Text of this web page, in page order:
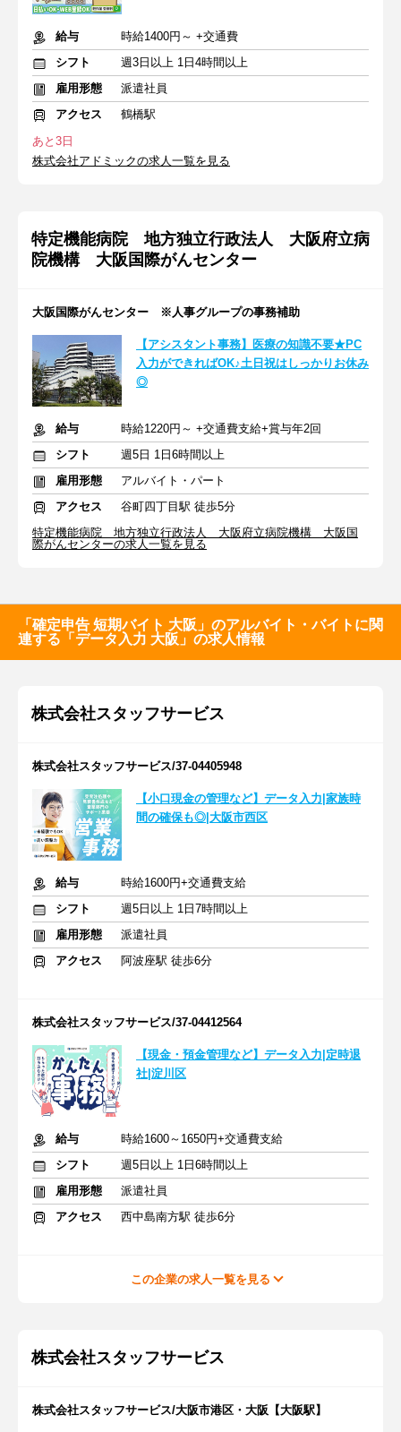
給与
時給1400円～ +交通費
シフト
週3日以上 1日4時間以上
雇用形態
派遣社員
アクセス
鶴橋駅
あと3日
株式会社アドミックの求人一覧を見る
特定機能病院 地方独立行政法人 大阪府立病
院機構 大阪国際がんセンター
大阪国際がんセンター ※人事グループの事務補助
【アシスタント事務】医療の知識不要★PC
入力ができればOK♪土日祝はしっかりお休み
◎
給与
時給1220円～ +交通費支給+賞与年2回
シフト
週5日 1日6時間以上
雇用形態
アルバイト・パート
アクセス
谷町四丁目駅 徒歩5分
特定機能病院 地方独立行政法人 大阪府立病院機構 大阪国
際がんセンターの求人一覧を見る
「確定申告 短期バイト 大阪」のアルバイト・バイトに関
連する「データ入力 大阪」の求人情報
株式会社スタッフサービス
株式会社スタッフサービス/37-04405948
【小口現金の管理など】データ入力|家族時
間の確保も◎|大阪市西区
給与
時給1600円+交通費支給
シフト
週5日以上 1日7時間以上
雇用形態
派遣社員
アクセス
阿波座駅 徒歩6分
株式会社スタッフサービス/37-04412564
【現金・預金管理など】データ入力|定時退
社|淀川区
給与
時給1600～1650円+交通費支給
シフト
週5日以上 1日6時間以上
雇用形態
派遣社員
アクセス
西中島南方駅 徒歩6分
この企業の求人一覧を見る
株式会社スタッフサービス
株式会社スタッフサービス/大阪市港区・大阪【大阪駅】